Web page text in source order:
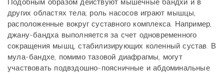
Подобным образом действуют мышечные бандхи и в
других областях тела; роль насосов играют мышцы,
расположенные вокруг суставного комплекса. Например,
джану-бандха выполняется за счет одновременного
сокращения мышц, стабилизирующих коленный сустав. В
мула-бандхе, помимо тазовой диафрагмы, могут
участвовать подвздошно-поясничные и абдоминальные